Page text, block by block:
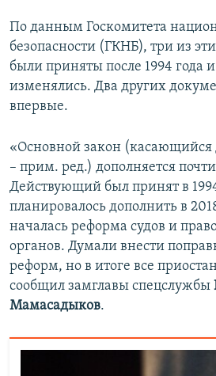
По данным Госкомитета
безопасности (ГКНБ), три из
были приняты после 1994 года
изменялись. Два других
впервые.
«Основной закон (касающийся
– прим. ред.) дополняется
Действующий был принят в
планировалось дополнить в
началась реформа судов и
органов. Думали внести
реформ, но в итоге все
сообщил замглавы спецслужбы
Мамасадыков.